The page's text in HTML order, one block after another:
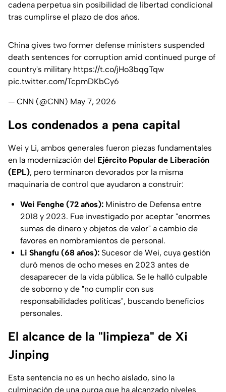
cadena perpetua sin posibilidad de libertad condicional
tras cumplirse el plazo de dos años.
China gives two former defense ministers suspended
death sentences for corruption amid continued purge of
country's military https://t.co/jHo3bqgTqw
pic.twitter.com/TcpmDKbCy6
— CNN (@CNN) May 7, 2026
Los condenados a pena capital
Wei y Li, ambos generales fueron piezas fundamentales
en la modernización del Ejército Popular de Liberación
(EPL), pero terminaron devorados por la misma
maquinaria de control que ayudaron a construir:
Wei Fenghe (72 años): Ministro de Defensa entre
2018 y 2023. Fue investigado por aceptar "enormes
sumas de dinero y objetos de valor" a cambio de
favores en nombramientos de personal.
Li Shangfu (68 años): Sucesor de Wei, cuya gestión
duró menos de ocho meses en 2023 antes de
desaparecer de la vida pública. Se le halló culpable
de soborno y de "no cumplir con sus
responsabilidades políticas", buscando beneficios
personales.
El alcance de la "limpieza" de Xi
Jinping
Esta sentencia no es un hecho aislado, sino la
culminación de una purga que ha alcanzado niveles